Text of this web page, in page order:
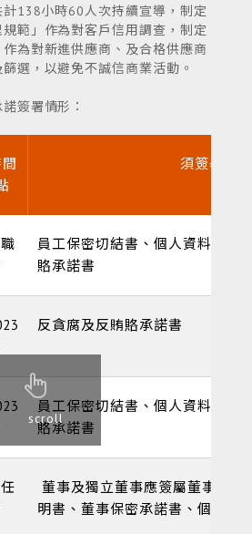
138小時60人次持續宣導，制定
規範」作為對客戶信用調查，制定
作為對新進供應商、及合格供應商
選，以避免不誠信商業活動。
簽署情形：
scroll
須簽署文件
員工保密切結書、個人資料使用
賂承諾書
反貪腐及反賄賂承諾書
員工保密切結書、個人資料使用
賂承諾書
董事及獨立董事應簽屬董事聲明
明書、董事保密承諾書、個人資